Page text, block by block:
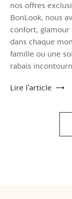
nos offres
BonLook, nous
confort, glamour
dans chaque
famille ou une
rabais
Lire l’article